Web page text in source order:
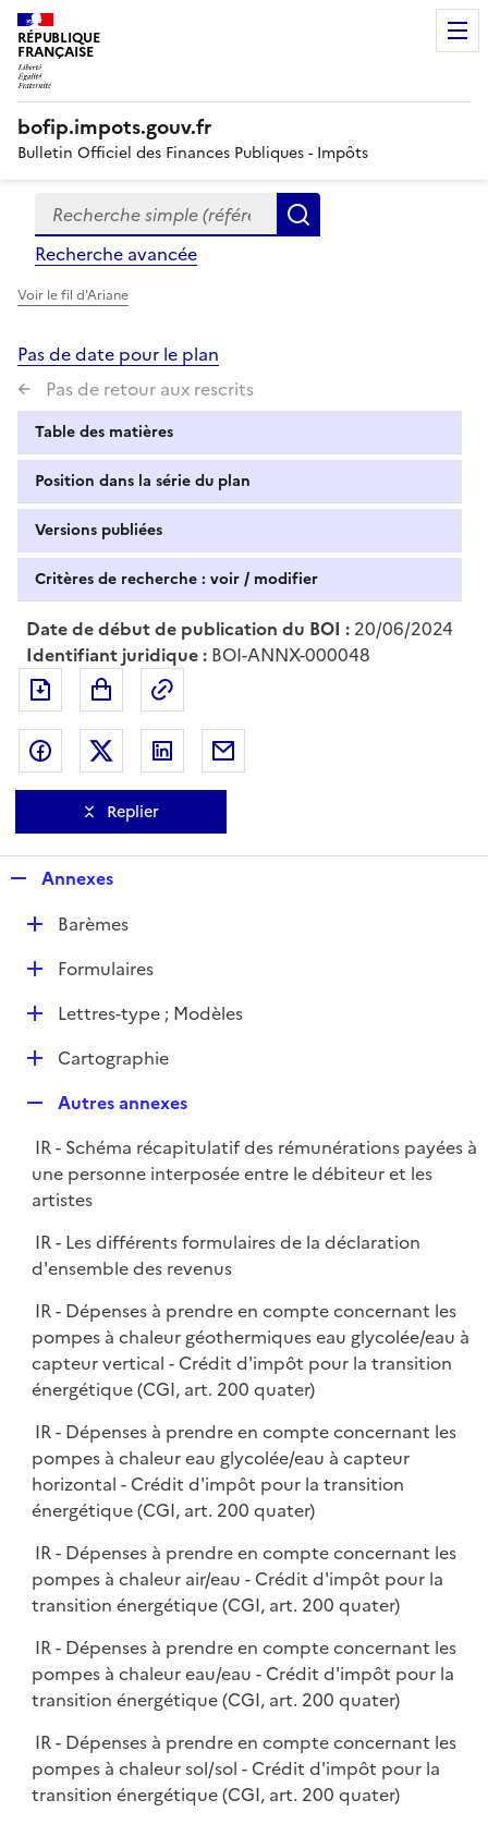
RÉPUBLIQUE
FRANÇAISE
bofip.impots.gouv.fr
Bulletin Officiel des Finances Publiques - Impôts
Formulaire
de
recherche
Recherche simple (références, mots clés, partie du
Recherche avancée
Voir le fil d'Ariane
Pas de date pour le plan
Pas de retour aux rescrits
Table des matières
Position dans la série du plan
Versions publiées
Critères de recherche : voir / modifier
Date de début de publication du BOI : 20/06/2024
Identifiant juridique : BOI-ANNX-000048
Exporter le document au format pdf
Partager sur Facebook
Partager sur Twitter
Partager sur LinkedIn
Replier
p
l
i
e
Annexes
DBarèmes
DFormulaires
D
e
r
Lettres-type ; Modèles
D
p
l
i
e
r
Cartographie
p
l
i
e
Autres annexes
IR - Schéma récapitulatif des rémunérations payées à
une personne interposée entre le débiteur et les
artistes
IR - Les différents formulaires de la déclaration
d'ensemble des revenus
IR - Dépenses à prendre en compte concernant les
pompes à chaleur géothermiques eau glycolée/eau à
capteur vertical - Crédit d'impôt pour la transition
énergétique (CGI, art. 200 quater)
IR - Dépenses à prendre en compte concernant les
pompes à chaleur eau glycolée/eau à capteur
horizontal - Crédit d'impôt pour la transition
énergétique (CGI, art. 200 quater)
IR - Dépenses à prendre en compte concernant les
pompes à chaleur air/eau - Crédit d'impôt pour la
transition énergétique (CGI, art. 200 quater)
IR - Dépenses à prendre en compte concernant les
pompes à chaleur eau/eau - Crédit d'impôt pour la
transition énergétique (CGI, art. 200 quater)
IR - Dépenses à prendre en compte concernant les
pompes à chaleur sol/sol - Crédit d'impôt pour la
transition énergétique (CGI, art. 200 quater)